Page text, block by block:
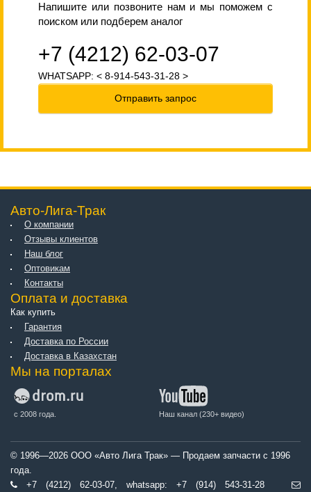
Напишите или позвоните нам и мы поможем с
поиском или подберем аналог
+7 (4212) 62-03-07
WHATSAPP: < 8-914-543-31-28 >
Отправить запрос
Авто-Лига-Трак
О компании
Отзывы клиентов
Наш блог
Оптовикам
Контакты
Оплата и доставка
Как купить
Гарантия
Доставка по России
Доставка в Казахстан
Мы на порталах
с 2008 года. Наш канал (230+ видео)
© 1996—2026 ООО «Авто Лига Трак» — Продаем запчасти с 1996
года.
+7 (4212) 62-03-07, whatsapp: +7 (914) 543-31-28